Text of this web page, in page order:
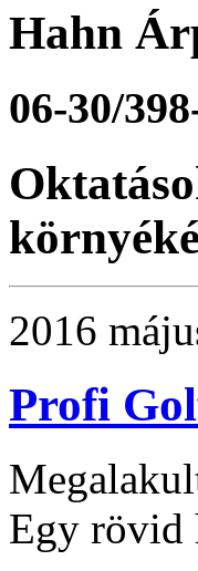
Hahn
06-30/
2016
Profi
Egy rövid